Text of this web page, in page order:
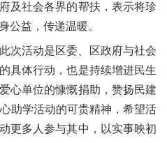
及社会各界的帮扶，表示将珍
公益，传递温暖。
次活动是区委、区政府与社会
具体行动，也是持续增进民生
心单位的慷慨捐助，赞扬民建
助学活动的可贵精神，希望活
更多人参与其中，以实事映初